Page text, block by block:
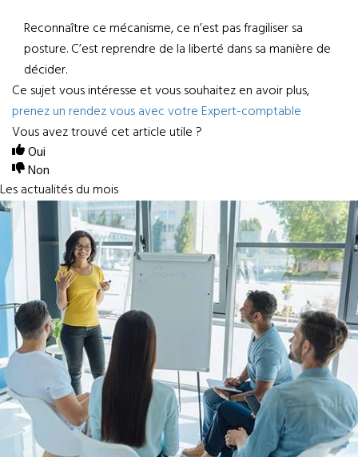
Reconnaître ce mécanisme, ce n’est pas fragiliser sa
posture. C’est reprendre de la liberté dans sa manière de
décider.
Ce sujet vous intéresse et vous souhaitez en avoir plus,
prenez un rendez vous avec votre Expert-comptable
Vous avez trouvé cet article utile ?
Oui
Non
Les actualités du mois